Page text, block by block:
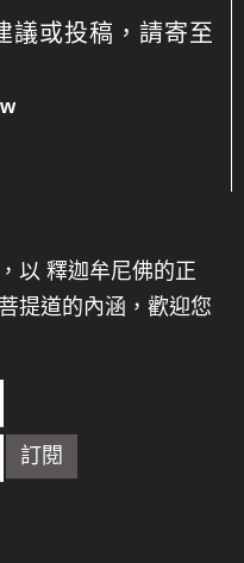
議或投稿，請寄至
以 釋迦牟尼佛的正
提道的內涵，歡迎您